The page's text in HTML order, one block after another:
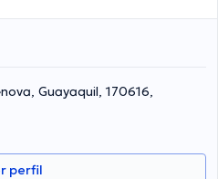
Guayaquil, 170616,
perfil